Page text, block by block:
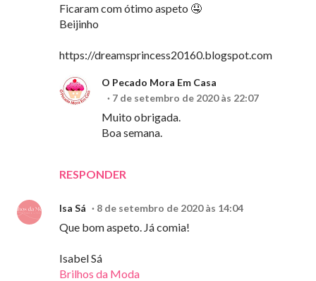
Ficaram com ótimo aspeto 🤤
Beijinho
https://dreamsprincess20160.blogspot.com
RESPONDER
O Pecado Mora Em Casa
7 de setembro de 2020 às 22:07
Muito obrigada.
Boa semana.
Isa Sá 8 de setembro de 2020 às 14:04
Que bom aspeto. Já comia!
Isabel Sá
Brilhos da Moda